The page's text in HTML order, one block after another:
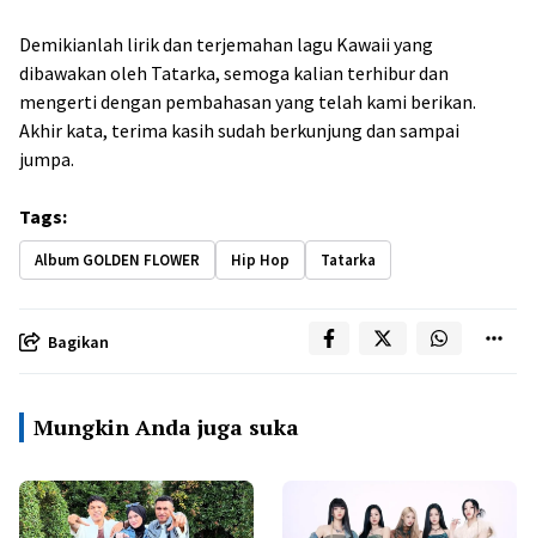
Demikianlah lirik dan terjemahan lagu Kawaii yang
dibawakan oleh Tatarka, semoga kalian terhibur dan
mengerti dengan pembahasan yang telah kami berikan.
Akhir kata, terima kasih sudah berkunjung dan sampai
jumpa.
Tags:
Album GOLDEN FLOWER Hip Hop Tatarka
Bagikan
Mungkin Anda juga suka